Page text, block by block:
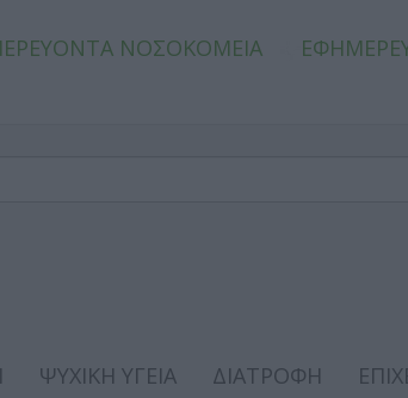
ΝΟΣΟΚΟΜΕΙΑ
ΨΥΧΙΚΗ ΥΓΕΙΑ ΔΙΑΤΡΟΦΗ